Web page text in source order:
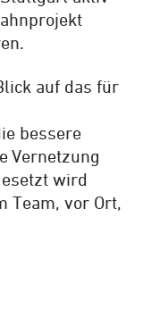
auf das für
bessere
Vernetzung
wird
Team, vor Ort,